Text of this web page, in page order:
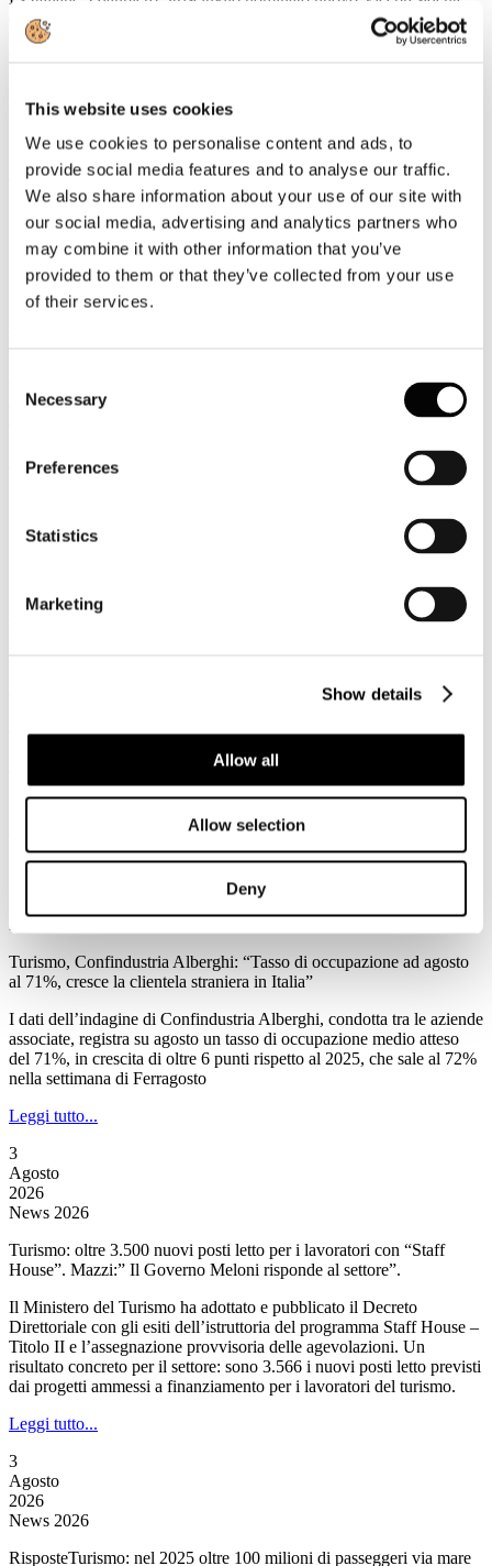
This website uses cookies
We use cookies to personalise content and ads, to
provide social media features and to analyse our traffic.
We also share information about your use of our site with
our social media, advertising and analytics partners who
may combine it with other information that you’ve
provided to them or that they’ve collected from your use
of their services.
Selection
Necessary
Preferences
Statistics
Marketing
Show details
Allow all
Allow selection
Deny
della UIC
organizzazione internazionale che riunisce le ferrovie e i principali
stakeholder del settore ferroviario a livello mondiale.
Leggi tutto...
Agosto
2026
News 2026
ROTTA SUL 66°SALONE NAUTICO INTERNAZIONALE:
Con l'apertura del ticketing online entra nel vivo il percorso di
avvicinamento al 66° Salone Nautico Internazionale, in programma
Leggi tutto...
2026
Federalismo fiscale: a rischio i servizi del trasporto pubblico. Agens,
Anav e Asstra: “Servono correttivi che assicurino il finanziamento al
associazioni che in Italia rappresentano le aziende del trasporto
del ddl sul federalismo fiscale regionale: “C’è la reale possibilità che
l'attuale impianto normativo metta a repentaglio l'equilibrio
economico-finanziario del Trasporto Pubblico Locale e
l'adeguatezza dei servizi su scala nazionale.
Turismo, Confindustria Alberghi: “Tasso di occupazione ad agosto
al 71%, cresce la clientela straniera in Italia”
I dati dell’indagine di Confindustria Alberghi, condotta tra le aziende
associate, registra su agosto un tasso di occupazione medio atteso
del 71%, in crescita di oltre 6 punti rispetto al 2025, che sale al 72%
nella settimana di Ferragosto
Leggi tutto...
3
Agosto
2026
News 2026
Turismo: oltre 3.500 nuovi posti letto per i lavoratori con “Staff
House”. Mazzi:” Il Governo Meloni risponde al settore”.
Il Ministero del Turismo ha adottato e pubblicato il Decreto
Direttoriale con gli esiti dell’istruttoria del programma Staff House –
Titolo II e l’assegnazione provvisoria delle agevolazioni. Un
risultato concreto per il settore: sono 3.566 i nuovi posti letto previsti
dai progetti ammessi a finanziamento per i lavoratori del turismo.
Leggi tutto...
3
Agosto
2026
News 2026
RisposteTurismo: nel 2025 oltre 100 milioni di passeggeri via mare